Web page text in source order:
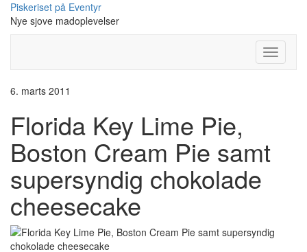
Skip
content
Piskeriset på Eventyr
Nye sjove madoplevelser
Toggle
6. marts 2011
Florida Key Lime Pie,
Boston Cream Pie samt
supersyndig chokolade
cheesecake